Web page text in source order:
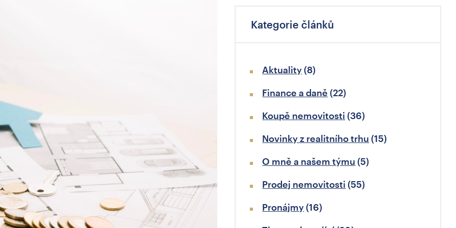
Kategorie článků
Aktuality(8)
Finance a daně (22)
Koupě nemovitosti (36)
Novinky z realitního trhu (15)
O mně a našem týmu (5)
Prodej nemovitosti (55)
Pronájmy(16)